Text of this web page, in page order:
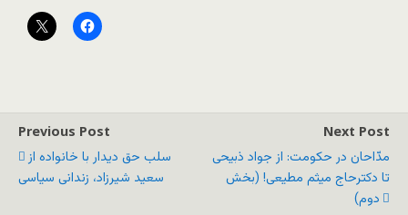
Previous Post
سلب حق دیدار با خانواده از
سعید شیرزاد، زندانی سیاسی
Next Post
مدّاحان در حکومت: از جواد ذبیحی
تا دکترحاج میثم مطیعی! (بخش
دوم)